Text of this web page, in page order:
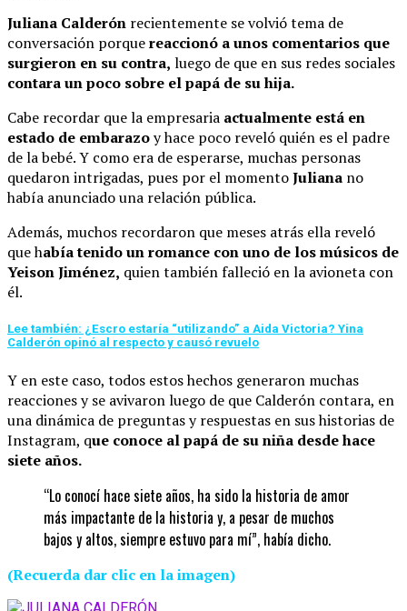
Juliana Calderón recientemente se volvió tema de
conversación porquereaccionó a unos comentarios que
surgieron en su contra, luego de que en sus redes sociales
contara un poco sobre el papá de su hija.
Cabe recordar que la empresaria actualmente está en
estado de embarazoy hace poco reveló quién es el padre
de la bebé. Y como era de esperarse, muchas personas
quedaron intrigadas, pues por el momentoJuliana no
había anunciado una relación pública.
Además, muchos recordaron que meses atrás ella reveló
que había tenido un romance con uno de los músicos de
Yeison Jiménez, quien también falleció en la avioneta con
él.
Lee también: ¿Escro estaría “utilizando” a Aida Victoria? Yina
Calderón opinó al respecto y causó revuelo
Y en este caso, todos estos hechos generaron muchas
reacciones y se avivaron luego de que Calderón contara, en
una dinámica de preguntas y respuestas en sus historias de
Instagram, que conoce al papá de su niña desde hace
siete años.
“Lo conocí hace siete años, ha sido la historia de amor
más impactante de la historia y, a pesar de muchos
bajos y altos, siempre estuvo para mí”, había dicho.
(Recuerda dar clic en la imagen)